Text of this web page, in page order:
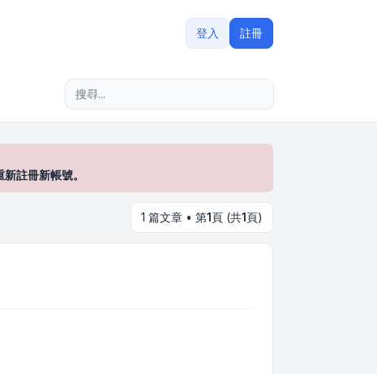
登入 註冊
註冊新帳號。
1 篇文章 • 第1頁 (共1頁)